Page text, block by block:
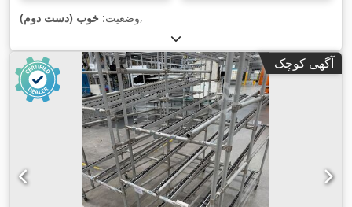
وضعیت: خوب (دست دوم) ,
آگهی کوچک